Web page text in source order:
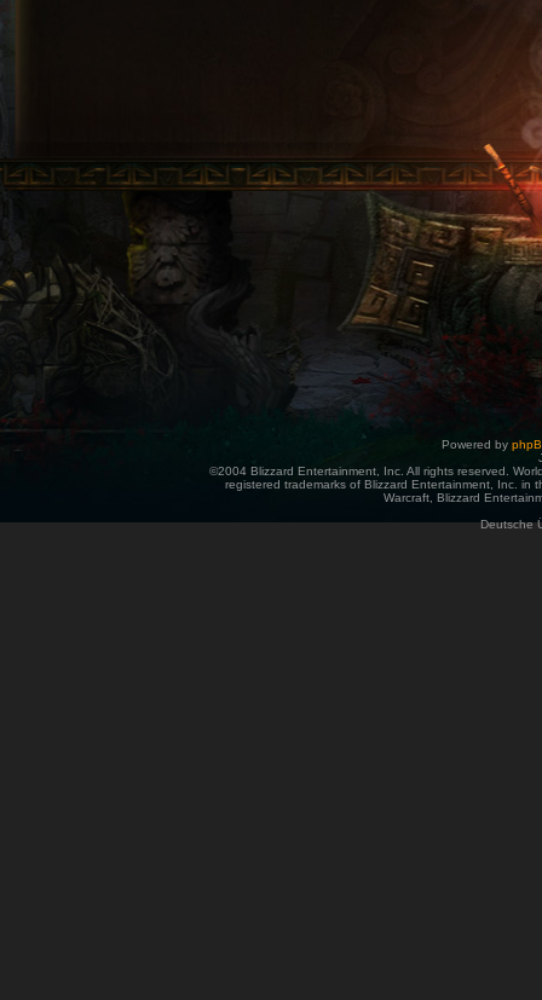
Powered by
©2004 Blizzard Entertainment, Inc. All rights reserved.
registered trademarks of Blizzard Entertainment, Inc. in
Warcraft, Blizzard
Deutsche